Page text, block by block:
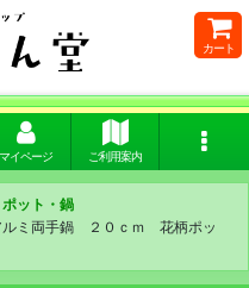
カート
マイページ ご利用案内
ット・鍋
ルミ両手鍋 ２０ｃｍ 花柄ポッ